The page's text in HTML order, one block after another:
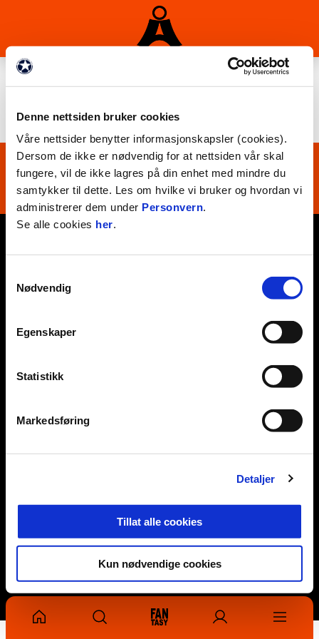
Denne nettsiden bruker cookies
Våre nettsider benytter informasjonskapsler (cookies).
Dersom de ikke er nødvendig for at nettsiden vår skal
fungere, vil de ikke lagres på din enhet med mindre du
samtykker til dette. Les om hvilke vi bruker og hvordan vi
administrerer dem under Personvern.
Se alle cookies her.
Nødvendig
Egenskaper
Statistikk
Markedsføring
Detaljer
Tillat alle cookies
Kun nødvendige cookies
ÅSANE FOTBALL G14-3
Forsiden / Lag Ungdomslag
Facebook Twitter
PÅMELDING
Redaktør: Odd Krister Føllesdal
Vilkår og betingelser Personvern